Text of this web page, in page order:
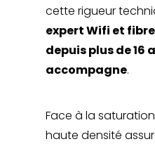
cette rigueur
expert Wifi et
depuis plus de 16
accompagne.
Face à la
haute densité